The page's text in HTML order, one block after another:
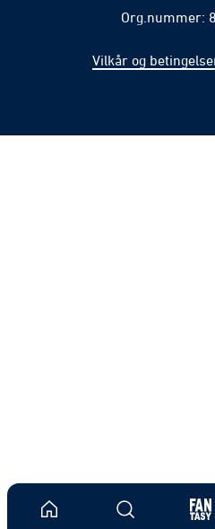
Org.nummer:
Vilkår og